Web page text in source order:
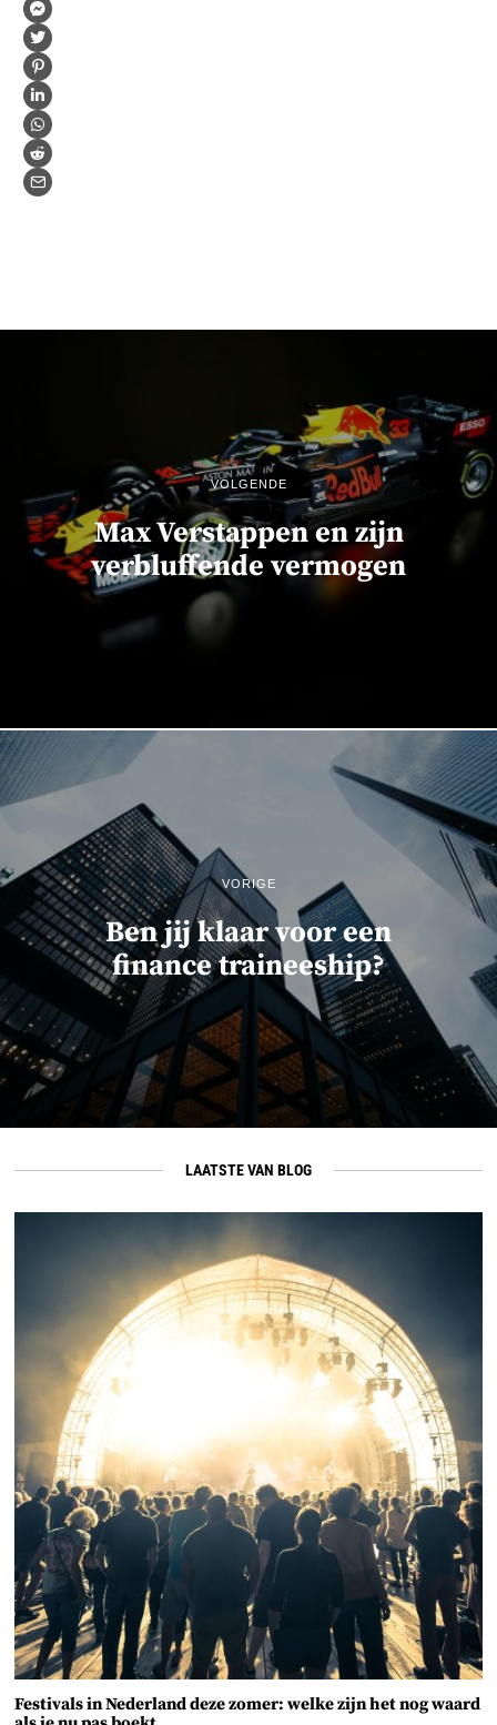
VOLGENDE
Max Verstappen en zijn
verbluffende vermogen
VORIGE
Ben jij klaar voor een
finance traineeship?
LAATSTE VAN BLOG
Festivals in Nederland deze zomer: welke zijn het nog waard